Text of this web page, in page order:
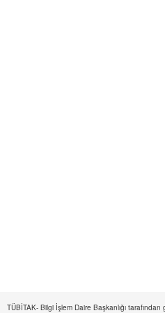
TÜBİTAK- Bilgi İşlem Daire Başkanlığı